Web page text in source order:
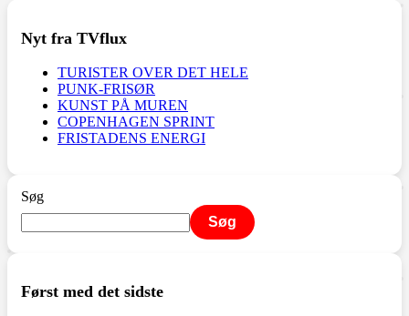
Nyt fra TVflux
TURISTER OVER DET HELE
PUNK-FRISØR
KUNST PÅ MUREN
COPENHAGEN SPRINT
FRISTADENS ENERGI
Søg
Søg
Først med det sidste